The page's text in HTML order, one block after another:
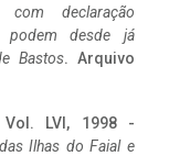
declaração
podem desde já
Bastos. Arquivo
Vol. LVI, 1998 -
Ilhas do Faial e